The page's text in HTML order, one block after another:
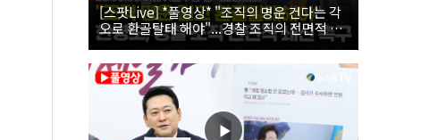
[스팟Live] *풀영상* "조직의 명운 건다는 각
오로 환골탈태 해야"...경찰 조직의 전면적 쇄
신 촉구한 한병도 | 26.08.06 더불어민주당 정
책조정회의